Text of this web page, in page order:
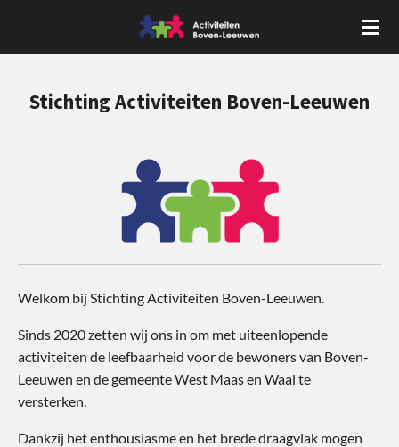
hoofdinhoud
Stichting Activiteiten Boven-Leeuwen
Welkom bij Stichting Activiteiten Boven-Leeuwen.
Sinds 2020 zetten wij ons in om met uiteenlopende
activiteiten de leefbaarheid voor de bewoners van Boven-
Leeuwen en de gemeente West Maas en Waal te
versterken.
Dankzij het enthousiasme en het brede draagvlak mogen